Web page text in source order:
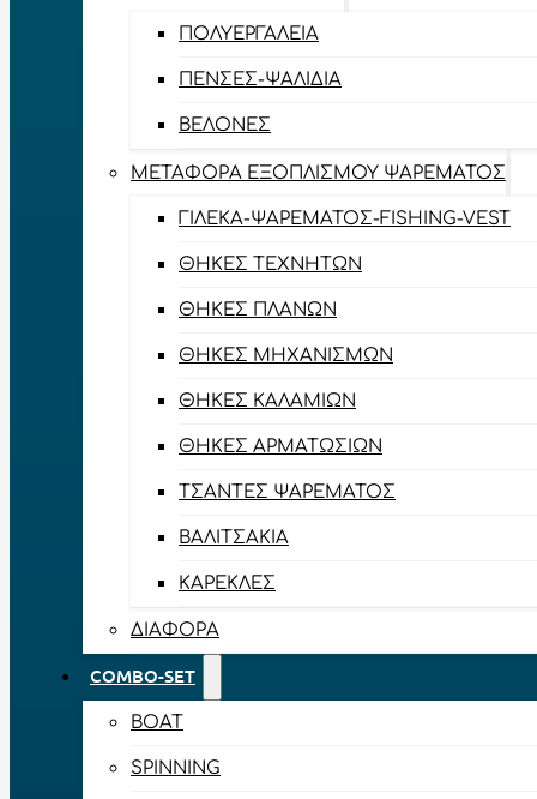
ΠΟΛΥΕΡΓΑΛΕΊΑ
ΠΈΝΣΕΣ-ΨΑΛΊΔΙΑ
ΒΕΛΌΝΕΣ
ΜΕΤΑΦΟΡΆ ΕΞΟΠΛΙΣΜΟΎ ΨΑΡΈΜΑΤΟΣ
ΓΙΛΈΚΑ-ΨΑΡΈΜΑΤΟΣ-FISHING-VEST
ΘΉΚΕΣ ΤΕΧΝΗΤΏΝ
ΘΉΚΕΣ ΠΛΆΝΩΝ
ΘΉΚΕΣ ΜΗΧΑΝΙΣΜΏΝ
ΘΉΚΕΣ ΚΑΛΑΜΙΏΝ
ΘΉΚΕΣ ΑΡΜΑΤΩΣΙΏΝ
ΤΣΆΝΤΕΣ ΨΑΡΈΜΑΤΟΣ
ΒΑΛΙΤΣΆΚΙΑ
ΚΑΡΈΚΛΕΣ
ΔΙΆΦΟΡΑ
COMBO-SET
BOAT
SPINNING